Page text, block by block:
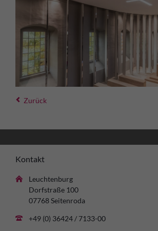
Zurück
Kontakt
Leuchtenburg
Dorfstraße 100
07768 Seitenroda
+49 (0) 36424 / 7133-00